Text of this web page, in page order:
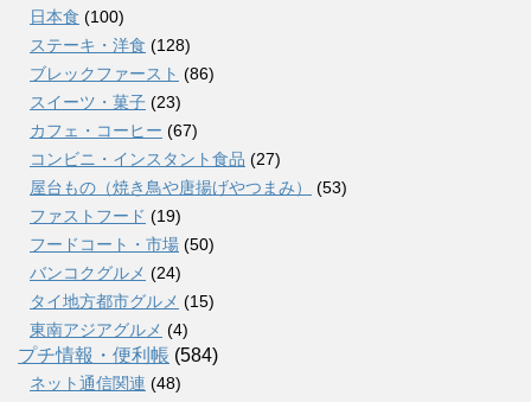
日本食 (100)
ステーキ・洋食 (128)
ブレックファースト (86)
スイーツ・菓子 (23)
カフェ・コーヒー (67)
コンビニ・インスタント食品 (27)
屋台もの（焼き鳥や唐揚げやつまみ）
(53)
ファストフード (19)
フードコート・市場 (50)
バンコクグルメ (24)
タイ地方都市グルメ (15)
東南アジアグルメ (4)
プチ情報・便利帳 (584)
ネット通信関連 (48)